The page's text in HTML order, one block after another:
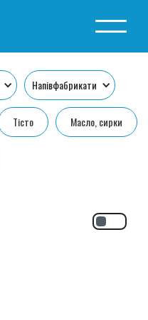
Напівфабрикати
Тісто Масло, сирки